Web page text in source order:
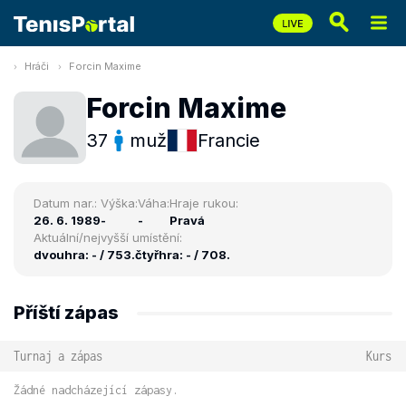
Hráči Forcin Maxime
Forcin Maxime
37 muž Francie
Datum nar.:
26. 6. 1989
Výška:
-
Váha:
-
Hraje rukou:
Pravá
Aktuální/nejvyšší umístění:
dvouhra: - / 753.čtyřhra: - / 708.
Příští zápas
Turnaj a zápas Kurs
Žádné nadcházející zápasy.